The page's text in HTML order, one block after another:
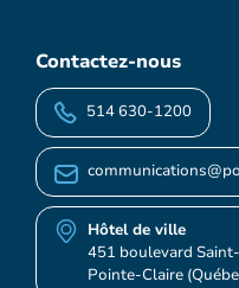
Contactez-nous
514 630-1200
Hôtel de ville
451 boulevard
Pointe-Claire